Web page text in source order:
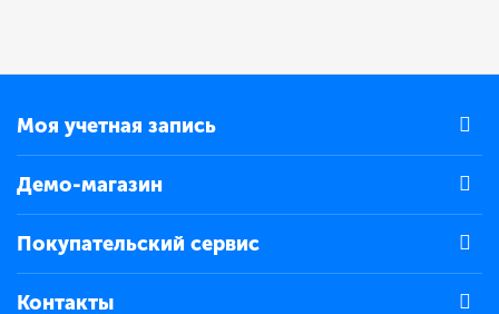
Моя учетная запись
Демо-магазин
Покупательский сервис
Контакты